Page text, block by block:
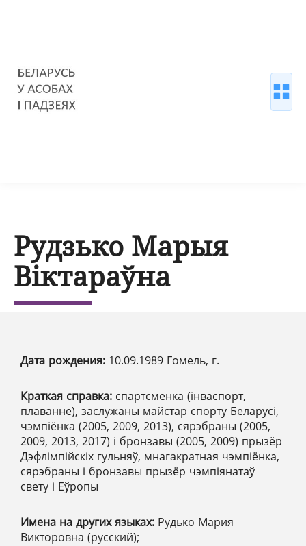
Рудзько Марыя
Віктараўна
Дата рождения: 10.09.1989 Гомель, г.
Краткая справка: спартсменка (інваспорт,
плаванне), заслужаны майстар спорту Беларусі,
чэмпіёнка (2005, 2009, 2013), сярэбраны (2005,
2009, 2013, 2017) і бронзавы (2005, 2009) прызёр
Дэфлімпійскіх гульняў, мнагакратная чэмпіёнка,
сярэбраны і бронзавы прызёр чэмпіянатаў
свету і Еўропы
Имена на других языках: Рудько Мария
Викторовна (русский);